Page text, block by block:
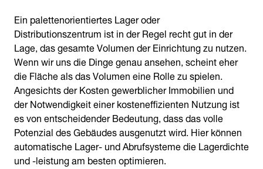
Ein palettenorientiertes Lager oder
Distributionszentrum ist in der Regel recht gut in der
Lage, das gesamte Volumen der Einrichtung zu nutzen.
Wenn wir uns die Dinge genau ansehen, scheint eher
die Fläche als das Volumen eine Rolle zu spielen.
Angesichts der Kosten gewerblicher Immobilien und
der Notwendigkeit einer kosteneffizienten Nutzung ist
es von entscheidender Bedeutung, dass das volle
Potenzial des Gebäudes ausgenutzt wird. Hier können
automatische Lager- und Abrufsysteme die Lagerdichte
und -leistung am besten optimieren.